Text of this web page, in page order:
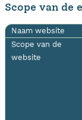
Scope van de
Naam website
Scope van de
website